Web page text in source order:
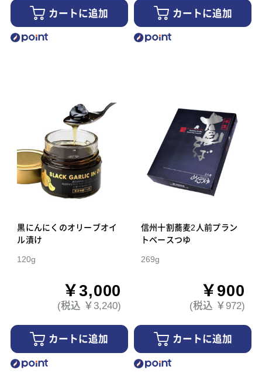
カートに追加 カートに追加
黒にんにくのオリーブオイ
ル漬け
120g
￥3,000
(税込 ￥3,240)
カートに追加
信州十割蕎麦2人前プラン
トベースつゆ
269g
￥900
(税込 ￥972)
カートに追加